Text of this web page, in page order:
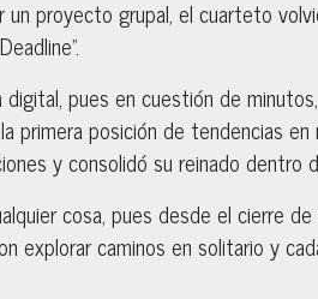
proyecto grupal, el cuarteto
pues en cuestión de
primera posición de tendencias
y consolidó su reinado dentro
cosa, pues desde el cierre
explorar caminos en solitario y